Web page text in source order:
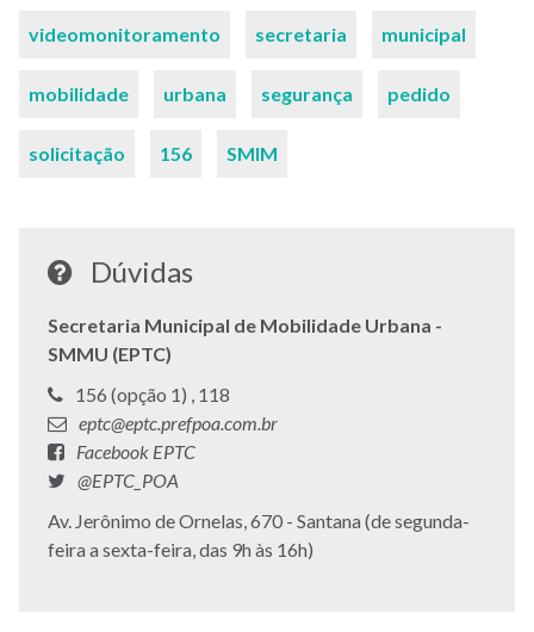
videomonitoramento secretaria municipal
mobilidade urbana segurança pedido
solicitação 156 SMIM
Dúvidas
Secretaria Municipal de Mobilidade Urbana -
SMMU (EPTC)
Telefone:
156 (opção 1) , Telefone:
118
E-
mail:
eptc@eptc.prefpoa.com.br
Facebook:
Facebook EPTC
Twitter:
@EPTC_POA
Endereço:
Av. Jerônimo de Ornelas, 670 - Santana (de segunda-
feira a sexta-feira, das 9h às 16h)